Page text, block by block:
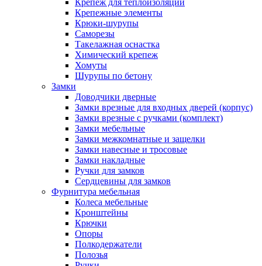
Крепеж для теплоизоляции
Крепежные элементы
Крюки-шурупы
Саморезы
Такелажная оснастка
Химический крепеж
Хомуты
Шурупы по бетону
Замки
Доводчики дверные
Замки врезные для входных дверей (корпус)
Замки врезные с ручками (комплект)
Замки мебельные
Замки межкомнатные и защелки
Замки навесные и тросовые
Замки накладные
Ручки для замков
Сердцевины для замков
Фурнитура мебельная
Колеса мебельные
Кронштейны
Крючки
Опоры
Полкодержатели
Полозья